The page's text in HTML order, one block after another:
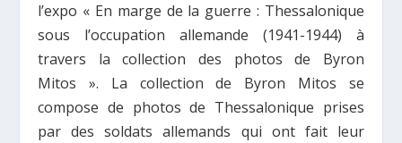
l’expo « En marge de la guerre : Thessalonique
sous l’occupation allemande (1941-1944) à
travers la collection des photos de Byron
Mitos ». La collection de Byron Mitos se
compose de photos de Thessalonique prises
par des soldats allemands qui ont fait leur